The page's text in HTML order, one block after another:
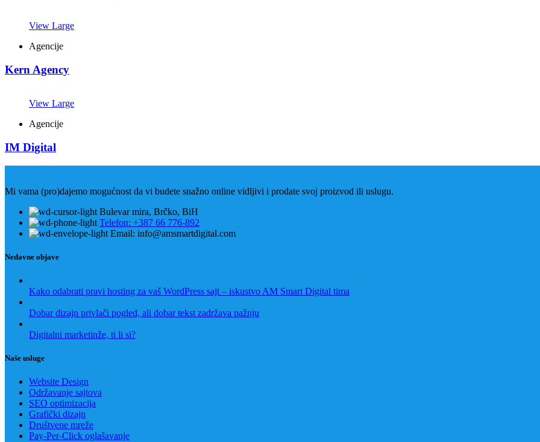
View Large
Agencije
Kern Agency
View Large
Agencije
IM Digital
Mi vama (pro)dajemo mogućnost da vi budete snažno online vidljivi i prodate svoj proizvod ili uslugu.
Bulevar mira, Brčko, BiH
Telefon: +387 66 776-892
Email: info@amsmartdigital.com
Nedavne objave
Kako odabrati pravi hosting za vaš WordPress sajt – iskustvo AM Smart Digital tima
Dobar dizajn privlači pogled, ali dobar tekst zadržava pažnju
Digitalni marketinže, ti li si?
Naše usluge
Website Design
Održavanje sajtova
SEO optimizacija
Grafički dizajn
Društvene mreže
Pay-Per-Click oglašavanje